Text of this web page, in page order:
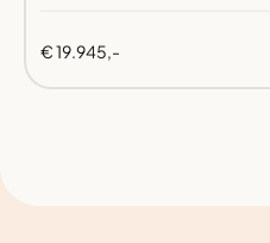
€ 19.945,-